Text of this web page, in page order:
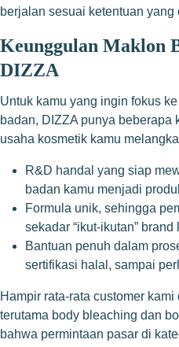
berjalan sesuai ketentuan yang
Keunggulan Maklon
DIZZA
Untuk kamu yang ingin fokus
badan, DIZZA punya beberapa
usaha kosmetik kamu
R&D handal yang siap
badan kamu menjadi
Formula unik, sehingga
sekadar “ikut-ikutan”
Bantuan penuh dalam
sertifikasi halal, sampai
Hampir rata-rata customer
terutama body bleaching dan
bahwa permintaan pasar di